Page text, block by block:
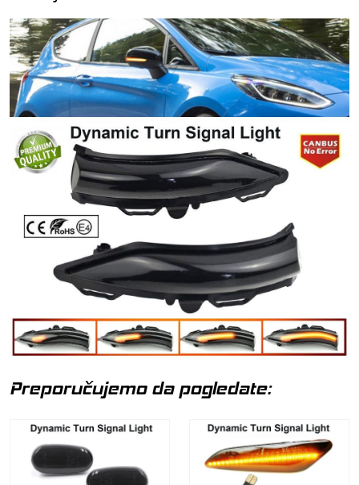
Preporučujemo da pogledate: